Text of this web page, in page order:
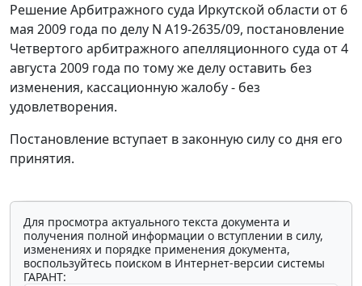
Решение Арбитражного суда Иркутской области от 6
мая 2009 года по делу N А19-2635/09, постановление
Четвертого арбитражного апелляционного суда от 4
августа 2009 года по тому же делу оставить без
изменения, кассационную жалобу - без
удовлетворения.
Постановление вступает в законную силу со дня его
принятия.
Для просмотра актуального текста документа и
получения полной информации о вступлении в силу,
изменениях и порядке применения документа,
воспользуйтесь поиском в Интернет-версии системы
ГАРАНТ: